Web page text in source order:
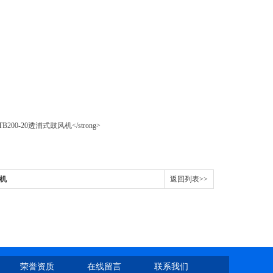
返回列表>>
荣誉资质 在线留言 联系我们